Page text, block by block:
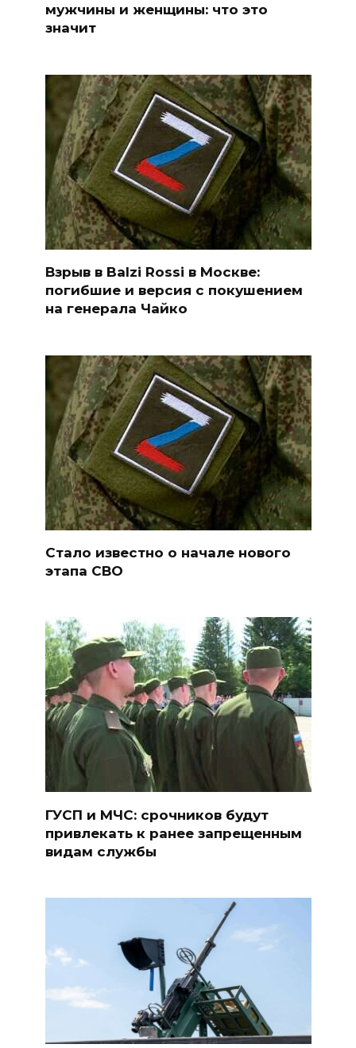
мужчины и женщины: что это
значит
Взрыв в Balzi Rossi в Москве:
погибшие и версия с покушением
на генерала Чайко
Стало известно о начале нового
этапа СВО
ГУСП и МЧС: срочников будут
привлекать к ранее запрещенным
видам службы